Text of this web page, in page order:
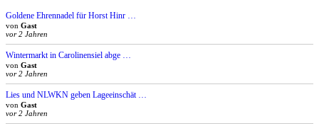
Goldene Ehrennadel für Horst Hinr …
von Gast
vor 2 Jahren
Wintermarkt in Carolinensiel abge …
von Gast
vor 2 Jahren
Lies und NLWKN geben Lageeinschät …
von Gast
vor 2 Jahren